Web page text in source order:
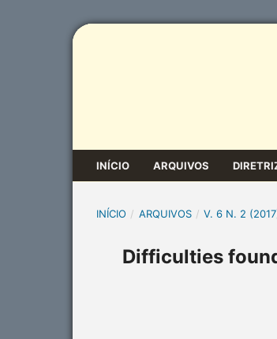
INÍCIO ARQUIVOS
INÍCIO / ARQUIVOS / V. 6 N. 2
Difficulties